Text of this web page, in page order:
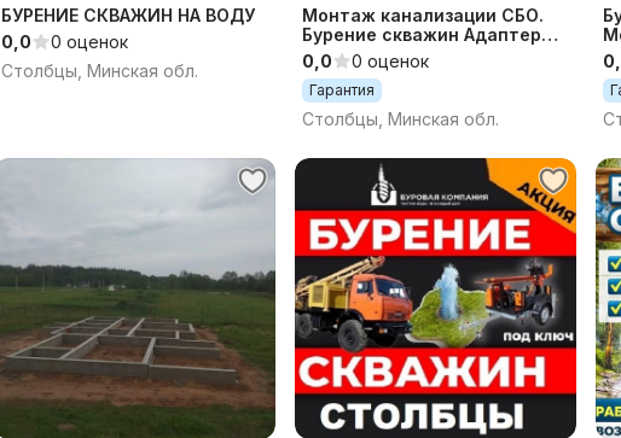
БУРЕНИЕ СКВАЖИН НА ВОДУ
0,0
0 оценок
Столбцы, Минская обл.
Монтаж канализации СБО.
Бурение скважин Адаптер
Кессон
0,0 0 оценок
Гарантия
Столбцы, Минская обл.